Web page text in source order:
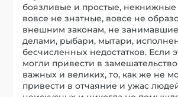
боязливые и простые,
вовсе не знатные, вовсе не
внешним законам, не
делами, рыбари, мытари,
бесчисленных недостатков. Если
могли привести в
важных и великих, то, как же не
привести в отчаяние и ужас